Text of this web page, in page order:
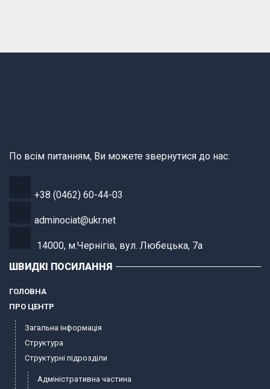
По всім питанням, Ви можете звернутися до нас:
+38 (0462) 60-44-03
adminociat@ukr.net
14000, м.Чернігів, вул. Любецька, 7а
ШВИДКІ ПОСИЛАННЯ
ГОЛОВНА
ПРО ЦЕНТР
Загальна інформація
Структура
Структурні підрозділи
Адміністративна частина